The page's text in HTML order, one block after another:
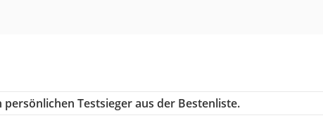
Testsieger aus der Bestenliste.